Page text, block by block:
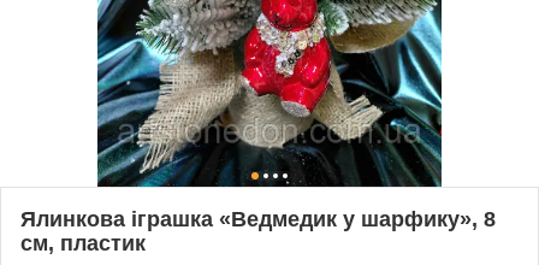
Ялинкова іграшка «Ведмедик у шарфику», 8
см, пластик